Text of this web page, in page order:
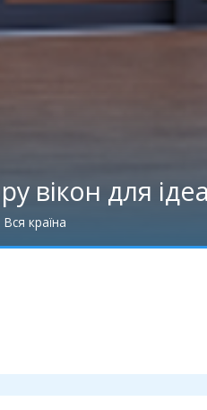
вікон для
Вся країна